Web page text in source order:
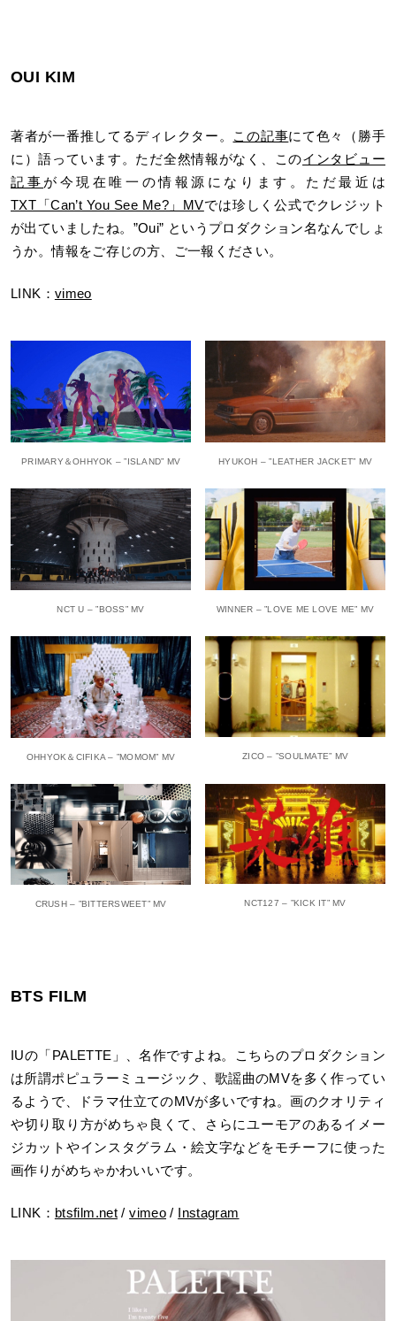
OUI KIM
著者が一番推してるディレクター。 この記事にて色々（勝手
に）語っています。ただ全然情報がなく、このインタビュー
記事 が今現在唯一の情報源になります。ただ最近は
TXT「Can’t You See Me?」MVでは珍しく公式でクレジット
が出ていましたね。”Oui” というプロダクション名なんでしょ
うか。情報をご存じの方、ご一報ください。
LINK： vimeo
PRIMARY＆OHHYOK – ”ISLAND” MV HYUKOH – ”LEATHER JACKET” MV
NCT U – ”BOSS” MV WINNER – ”LOVE ME LOVE ME” MV
OHHYOK＆CIFIKA – ”MOMOM” MV ZICO – ”SOULMATE” MV
CRUSH – ”BITTERSWEET” MV NCT127 – ”KICK IT” MV
BTS FILM
IUの「PALETTE」、名作ですよね。こちらのプロダクション
は所謂ポピュラーミュージック、歌謡曲のMVを多く作ってい
るようで、ドラマ仕立てのMVが多いですね。画のクオリティ
や切り取り方がめちゃ良くて、さらにユーモアのあるイメー
ジカットやインスタグラム・絵文字などをモチーフに使った
画作りがめちゃかわいいです。
LINK： btsfilm.net /vimeo / Instagram